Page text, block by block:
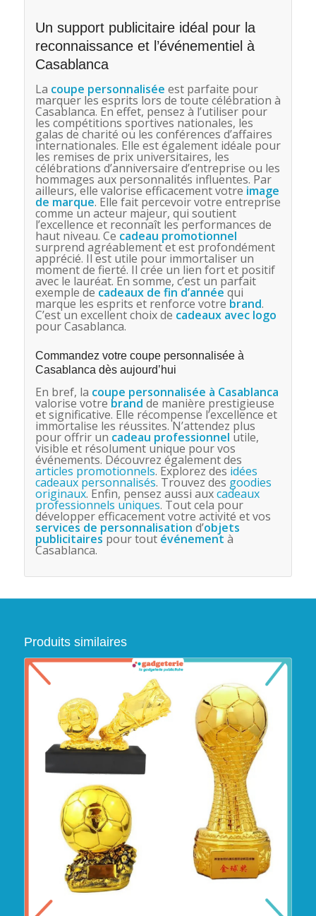
Un support publicitaire idéal pour la
reconnaissance et l’événementiel à
Casablanca
La coupe personnalisée est parfaite pour
marquer les esprits lors de toute célébration à
Casablanca. En effet, pensez à l’utiliser pour
les compétitions sportives nationales, les
galas de charité ou les conférences d’affaires
internationales. Elle est également idéale pour
les remises de prix universitaires, les
célébrations d’anniversaire d’entreprise ou les
hommages aux personnalités influentes. Par
ailleurs, elle valorise efficacement votre image
de marque. Elle fait percevoir votre entreprise
comme un acteur majeur, qui soutient
l’excellence et reconnaît les performances de
haut niveau. Ce cadeau promotionnel
surprend agréablement et est profondément
apprécié. Il est utile pour immortaliser un
moment de fierté. Il crée un lien fort et positif
avec le lauréat. En somme, c’est un parfait
exemple de cadeaux de fin d’année qui
marque les esprits et renforce votre brand.
C’est un excellent choix de cadeaux avec logo
pour Casablanca.
Commandez votre coupe personnalisée à
Casablanca dès aujourd’hui
En bref, la coupe personnalisée à Casablanca
valorise votre brand de manière prestigieuse
et significative. Elle récompense l’excellence et
immortalise les réussites. N’attendez plus
pour offrir un cadeau professionnel utile,
visible et résolument unique pour vos
événements. Découvrez également des
articles promotionnels. Explorez des idées
cadeaux personnalisés. Trouvez des goodies
originaux. Enfin, pensez aussi auxcadeaux
professionnels uniques. Tout cela pour
développer efficacement votre activité et vos
services de personnalisation d’objets
publicitaires pour tout événement à
Casablanca.
Produits similaires